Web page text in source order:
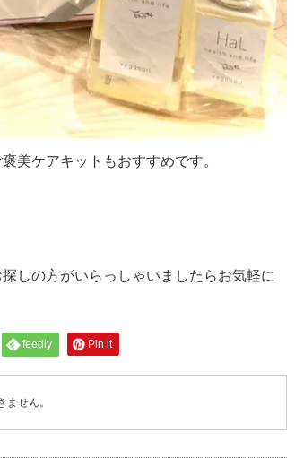
美ケアキットもおすすめです。
しの方がいらっしゃいましたらお気軽に
feedly Pin it
ません。